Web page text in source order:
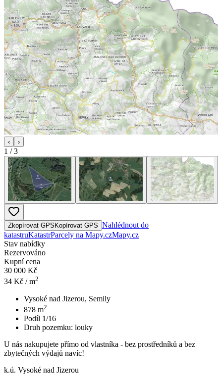
‹ ›
1 /3
Zkopírovat GPS Kopírovat GPS Nahlédnout do
katastruKatastrParcely na Mapy.czMapy.cz
Stav nabídky
Rezervováno
Kupní cena
30 000 Kč
34 Kč / m2
Vysoké nad Jizerou, Semily
878 m2
Podíl 1/16
Druh pozemku: louky
U nás nakupujete přímo od vlastníka - bez prostředníků a bez
zbytečných výdajů navíc!
k.ú. Vysoké nad Jizerou